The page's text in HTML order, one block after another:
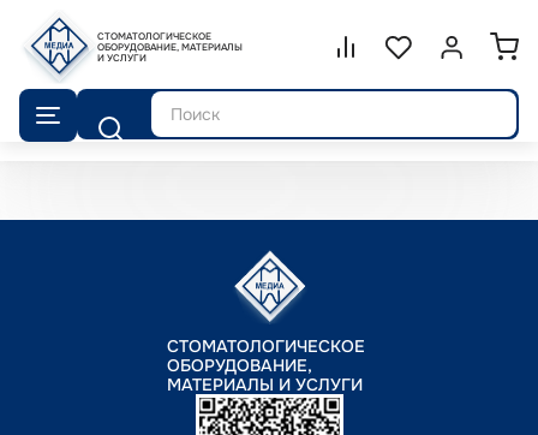
СТОМАТОЛОГИЧЕСКОЕ
ОБОРУДОВАНИЕ, МАТЕРИАЛЫ
И УСЛУГИ
Сравнение.
СписокВойти или
Поиск
СТОМАТОЛОГИЧЕСКОЕ
ОБОРУДОВАНИЕ,
МАТЕРИАЛЫ И УСЛУГИ